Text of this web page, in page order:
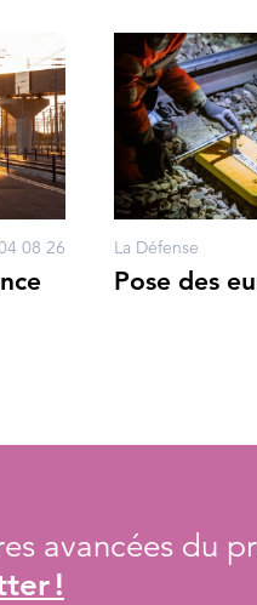
08 26 La Défense
Pose des
avancées du
!